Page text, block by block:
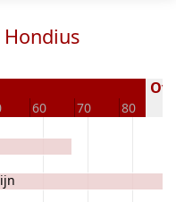
60 70 80